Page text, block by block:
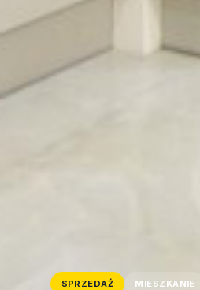
SPRZEDAŻ MIESZKANIE